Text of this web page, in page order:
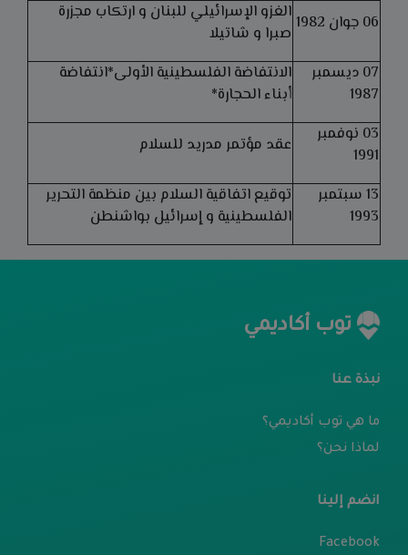
06 جوان 1982
الغزو الإسرائيلي للبنان و ارتكاب مجزرة
صبرا و شاتيلا
07 ديسمبر
1987
الانتفاضة الفلسطينية الأولى*انتفاضة
أبناء الحجارة*
03 نوفمبر
1991
عقد مؤتمر مدريد للسلام
13 سبتمبر
1993
توقيع اتفاقية السلام بين منظمة التحرير
الفلسطينية و إسرائيل بواشنطن
توب أكاديمي
نبذة عنا
ما هي توب أكاديمي؟
لماذا نحن؟
انضم إلينا
Facebook